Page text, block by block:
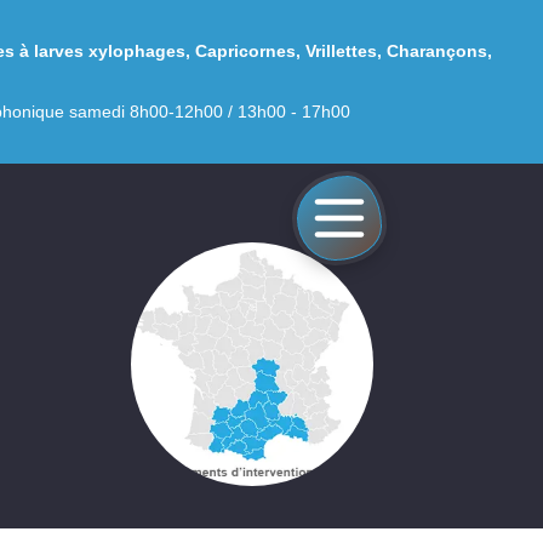
à larves xylophages, Capricornes, Vrillettes, Charançons,
samedi 8h00-12h00 / 13h00 - 17h00